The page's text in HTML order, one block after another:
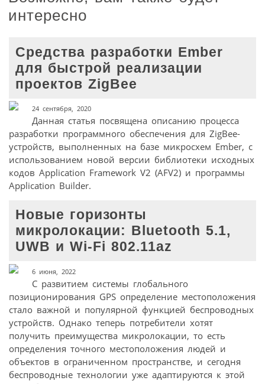
интересно
Средства разработки Ember
для быстрой реализации
проектов ZigBee
24 сентября, 2020
Данная статья посвящена описанию процесса
разработки программного обеспечения для ZigBee-
устройств, выполненных на базе микросхем Ember, с
использованием новой версии библиотеки исходных
кодов Application Framework V2 (AFV2) и программы
Application Builder.
Новые горизонты
микролокации: Bluetooth 5.1,
UWB и Wi-Fi 802.11az
6 июня, 2022
С развитием системы глобального
позиционирования GPS определение местоположения
стало важной и популярной функцией беспроводных
устройств. Однако теперь потребители хотят
получить преимущества микролокации, то есть
определения точного местоположения людей и
объектов в ограниченном пространстве, и сегодня
беспроводные технологии уже адаптируются к этой